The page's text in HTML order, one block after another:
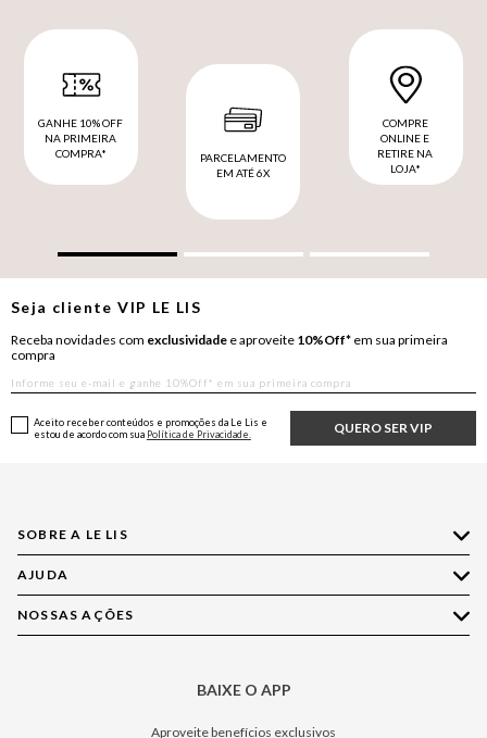
GANHE 10% OFF
NA PRIMEIRA
COMPRA*
PARCELAMENTO
EM ATÉ 6X
COMPRE
ONLINE E
RETIRE NA
LOJA*
Seja clienteVIP LE LIS
Receba novidades com exclusividade e aproveite 10%Off* em sua primeira
compra
QUERO SER VIP
Aceito receber conteúdos e promoções da Le Lis e
estou de acordo com sua Política de Privacidade.
SOBRE A LE LIS
Quem Somos
Nossas Lojas
Política de Privacidade
AJUDA
Compre pelo WhatsApp
Central de Relacionamento
NOSSAS AÇÕES
BAIXE O APP
Aproveite benefícios exclusivos